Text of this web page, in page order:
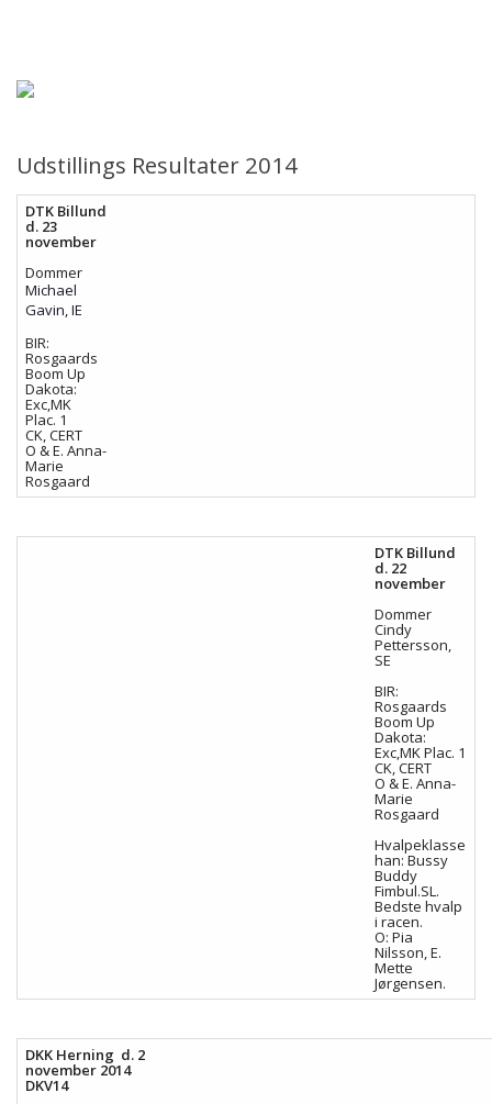
Hjem
Køb af en Sealyham
Aktiviteter
Udstilling
Racerepræsentanter
Kontakt
Udstillings Resultater 2014
DTK Billund
d. 23
november
Dommer
Michael
Gavin, IE
BIR:
Rosgaards
Boom Up
Dakota:
Exc,MK
Plac. 1
CK, CERT
O & E. Anna-
Marie
Rosgaard
DTK Billund
d. 22
november
Dommer
Cindy
Pettersson,
SE
BIR:
Rosgaards
Boom Up
Dakota:
Exc,MKPlac. 1
CK, CERT
O & E. Anna-
Marie
Rosgaard
Hvalpeklasse
han: Bussy
Buddy
Fimbul.SL.
Bedste hvalp
i racen.
O: Pia
Nilsson, E.
Mette
Jørgensen.
DKK Herning d. 2
november 2014
DKV14